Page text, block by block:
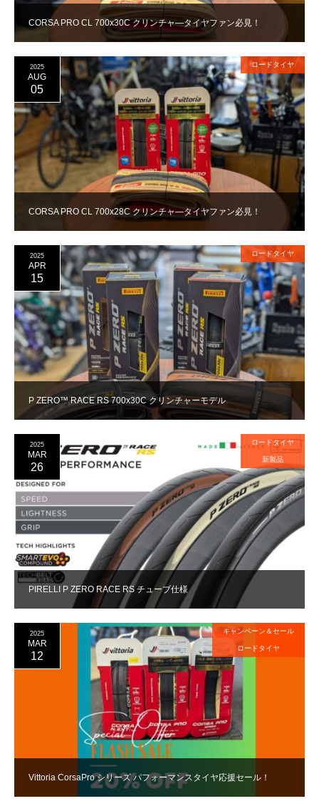
CORSA PRO CL 700x30C クリンチャ―タイヤファン必見！
CORSA PRO CL 700x28C クリンチャ―タイヤファン必見！
2025
AUG
05
ロードタイヤ
P ZERO™ RACE RS 700x30C クリンチャーモデル
2025
APR
15
ロードタイヤ
PIRELLI P ZERO RACE RS チューブ仕様
2025
MAR
26
ロードタイヤ
新製品
Vittoria CorsaPro シリーズ パフォーマンスタイヤ応援セール！
2025
MAR
12
キャンペーン＆セール
ロードタイヤ